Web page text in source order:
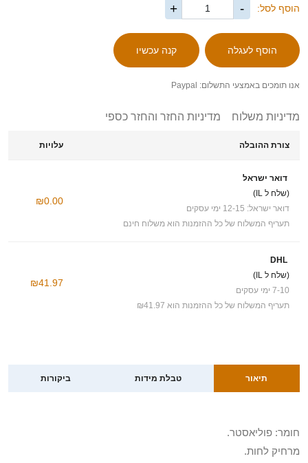
הוסף לסל: -
+
אנו תומכים באמצעי התשלום: Paypal
מדיניות משלוח מדיניות החזר והחזר כספי
צורת ההובלה עלויות
דואר ישראל
(שלח ל IL)
דואר ישראל: 12-15 ימי עסקים
תעריף המשלוח של כל ההזמנות הוא משלוח חינם
₪0.00
DHL
(שלח ל IL)
7-10 ימי עסקים
תעריף המשלוח של כל ההזמנות הוא ₪41.97
₪41.97
תיאור טבלת מידות ביקורות
חומר: פוליאסטר.
מרחיק לחות.